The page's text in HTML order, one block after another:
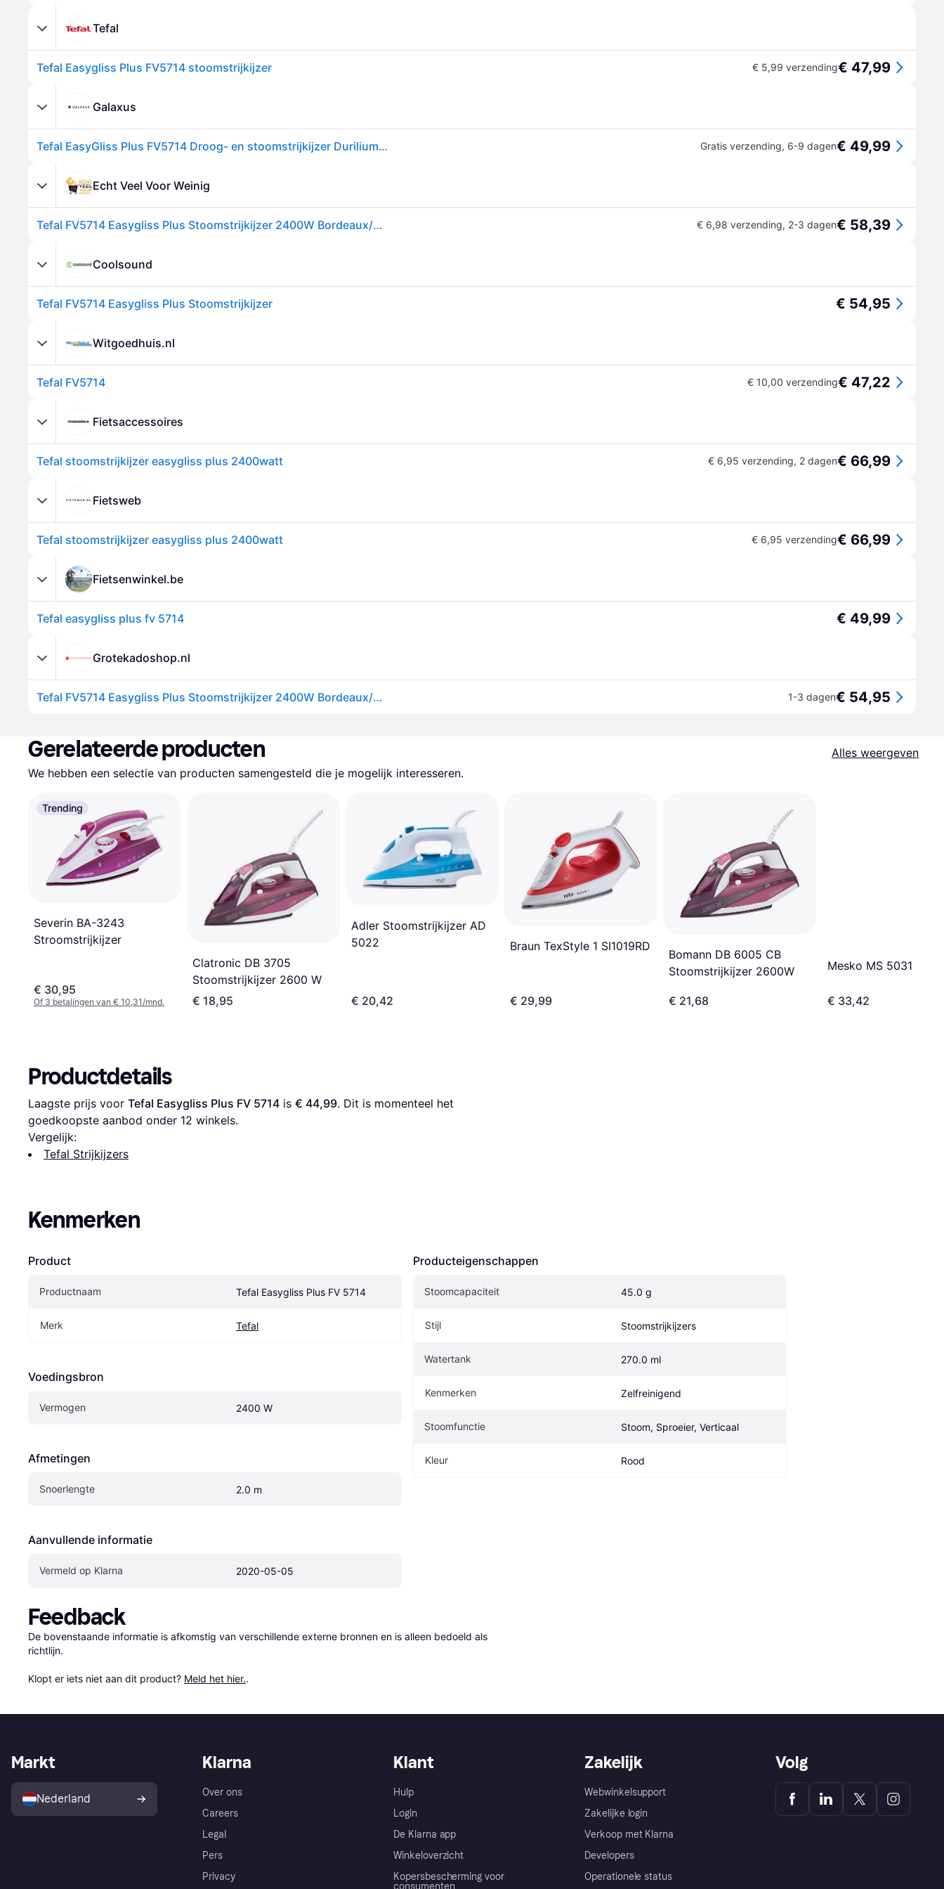
Tefal
Tefal Easygliss Plus FV5714 stoomstrijkijzer € 5,99 verzending€ 47,99
Galaxus
Tefal EasyGliss Plus FV5714 Droog- en stoomstrijkijzer Durilium Sole Bordeaux, Strijkijzer, Bruin, Wit Gratis verzending, 6-9 dagen€ 49,99
Echt Veel Voor Weinig
Tefal FV5714 Easygliss Plus Stoomstrijkijzer 2400W Bordeaux/Wit € 6,98 verzending, 2-3 dagen€ 58,39
Coolsound
Tefal FV5714 Easygliss Plus Stoomstrijkijzer € 54,95
Witgoedhuis.nl
Tefal FV5714 € 10,00 verzending€ 47,22
Fietsaccessoires
Tefal stoomstrijkijzer easygliss plus 2400watt € 6,95 verzending, 2 dagen€ 66,99
Fietsweb
Tefal stoomstrijkijzer easygliss plus 2400watt € 6,95 verzending€ 66,99
Fietsenwinkel.be
Tefal easygliss plus fv 5714 € 49,99
Grotekadoshop.nl
Tefal FV5714 Easygliss Plus Stoomstrijkijzer 2400W Bordeaux/Wit 1-3 dagen€ 54,95
Gerelateerde producten
Alles weergeven
We hebben een selectie van producten samengesteld die je mogelijk interesseren.
Trending
Severin BA-3243
Stroomstrijkijzer
€ 30,95
Of 3 betalingen van € 10,31/mnd.
Clatronic DB 3705
Stoomstrijkijzer 2600 W
€ 18,95
Adler Stoomstrijkijzer AD
5022
€ 20,42
Braun TexStyle 1 SI1019RD
€ 29,99
Bomann DB 6005 CB
Stoomstrijkijzer 2600W
€ 21,68
Mesko MS 5031
€ 33,42
Productdetails
Laagste prijs voor Tefal Easygliss Plus FV 5714 is € 44,99. Dit is momenteel het
goedkoopste aanbod onder 12 winkels.
Vergelijk:
Tefal Strijkijzers
Kenmerken
Product
Productnaam Tefal Easygliss Plus FV 5714
Merk Tefal
Voedingsbron
Vermogen 2400 W
Afmetingen
Snoerlengte 2.0 m
Aanvullende informatie
Vermeld op Klarna 2020-05-05
Producteigenschappen
Stoomcapaciteit 45.0 g
Stijl Stoomstrijkijzers
Watertank 270.0 ml
Kenmerken Zelfreinigend
Stoomfunctie Stoom, Sproeier, Verticaal
Kleur Rood
Feedback
De bovenstaande informatie is afkomstig van verschillende externe bronnen en is alleen bedoeld als
richtlijn.
Klopt er iets niet aan dit product? Meld het hier..
Klarna
Over ons
Careers
Legal
Pers
Privacy
Klant
Hulp
Login
De Klarna app
Winkeloverzicht
Kopersbescherming voor
consumenten
Zakelijk
Webwinkelsupport
Zakelijke login
Verkoop met Klarna
Developers
Operationele status
Markt
Nederland
Volg